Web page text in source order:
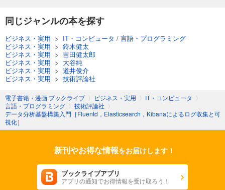
同じジャンルの本を探す
ビジネス・実用 > IT・コンピュータ / 言語・プログラミング
ビジネス・実用 > 鈴木健太
ビジネス・実用 > 吉田健太郎
ビジネス・実用 > 大谷純
ビジネス・実用 > 道井俊介
ビジネス・実用 > 技術評論社
電子書籍・漫画 ブックライブ 〉 ビジネス・実用 〉 IT・コンピュータ 〉
言語・プログラミング 〉 技術評論社 〉
データ分析基盤構築入門［Fluentd，Elasticsearch，Kibanaによるログ収集と可
視化］
新刊やお得な情報をお届けします！
ブックライブアプリ
アプリの通知でお得情報を受け取ろう！